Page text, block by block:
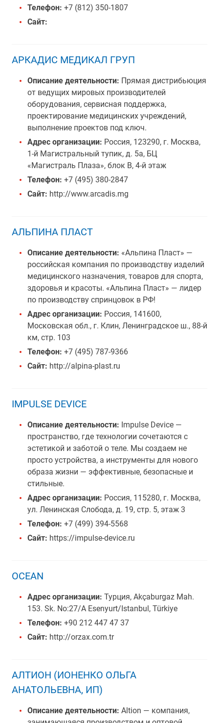
Телефон: +7 (812) 350-1807
Сайт:
АРКАДИС МЕДИКАЛ ГРУП
Описание деятельности: Прямая дистрибьюция
от ведущих мировых производителей
оборудования, сервисная поддержка,
проектирование медицинских учреждений,
выполнение проектов под ключ.
Адрес организации: Россия, 123290, г. Москва,
1-й Магистральный тупик, д. 5а, БЦ
«Магистраль Плаза», блок В, 4-й этаж
Телефон: +7 (495) 380-2847
Сайт: http://www.arcadis.mg
АЛЬПИНА ПЛАСТ
Описание деятельности: «Альпина Пласт» —
российская компания по производству изделий
медицинского назначения, товаров для спорта,
здоровья и красоты. «Альпина Пласт» — лидер
по производству спринцовок в РФ!
Адрес организации: Россия, 141600,
Московская обл., г. Клин, Ленинградское ш., 88-й
км, стр. 103
Телефон: +7 (495) 787-9366
Сайт: http://alpina-plast.ru
IMPULSE DEVICE
Описание деятельности: Impulse Device —
пространство, где технологии сочетаются с
эстетикой и заботой о теле. Мы создаем не
просто устройства, а инструменты для нового
образа жизни — эффективные, безопасные и
стильные.
Адрес организации: Россия, 115280, г. Москва,
ул. Ленинская Слобода, д. 19, стр. 5, этаж 3
Телефон: +7 (499) 394-5568
Сайт: https://impulse-device.ru
OCEAN
Адрес организации: Турция, Akçaburgaz Mah.
153. Sk. No:27/A Esenyurt/Istanbul, Türkiye
Телефон: +90 212 447 47 37
Сайт: http://orzax.com.tr
АЛТИОН (ИОНЕНКО ОЛЬГА
АНАТОЛЬЕВНА, ИП)
Описание деятельности: Altion — компания,